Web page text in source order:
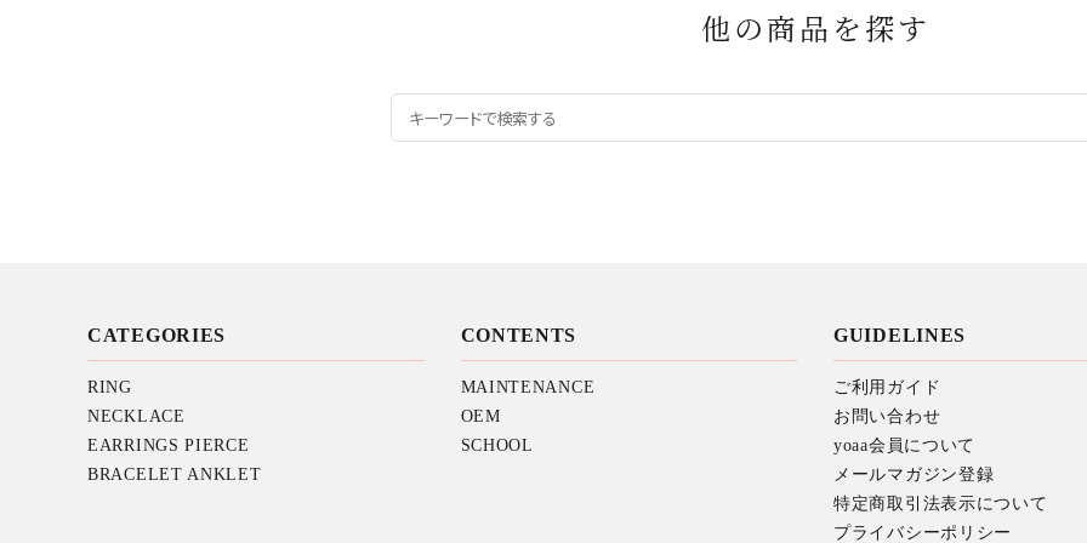
他の商品を探す
CATEGORIES
RING
NECKLACE
EARRINGS PIERCE
BRACELET ANKLET
CONTENTS
MAINTENANCE
OEM
SCHOOL
GUIDELINES
ご利用ガイド
お問い合わせ
yoaa会員について
メールマガジン登録
特定商取引法表示について
プライバシーポリシー